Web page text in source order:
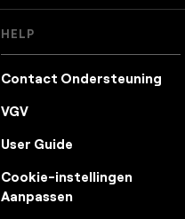
HELP
Contact Ondersteuning
VGV
User Guide
Cookie-instellingen
Aanpassen